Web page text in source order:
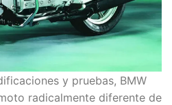
y pruebas, BMW
radicalmente diferente de